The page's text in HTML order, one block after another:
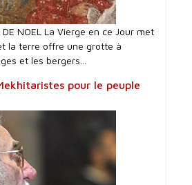
DE NOEL La Vierge en ce Jour met
la terre offre une grotte à
et les bergers...
pour le peuple